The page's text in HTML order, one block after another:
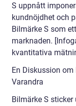
S uppnått
kundnöjdhet och
Bilmärke S som
marknaden.
kvantitativa
En Diskussion
Varandra
Bilmärke S